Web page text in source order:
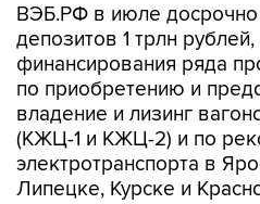
ВЭБ.РФ в июле досрочно
депозитов 1 трлн
финансирования ряда
по приобретению и
владение и лизинг
(КЖЦ-1 и КЖЦ-2) и по
электротранспорта в
Липецке, Курске и